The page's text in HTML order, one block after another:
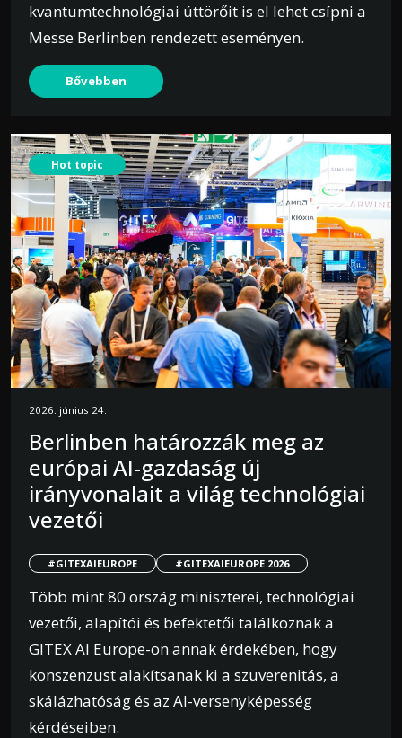
kvantumtechnológiai úttörőit is el lehet csípni a
Messe Berlinben rendezett eseményen.
Bővebben
Hot topic
2026. június 24.
Berlinben határozzák meg az
európai AI-gazdaság új
irányvonalait a világ technológiai
vezetői
#GITEXAIEUROPE #GITEXAIEUROPE 2026
Több mint 80 ország miniszterei, technológiai
vezetői, alapítói és befektetői találkoznak a
GITEX AI Europe-on annak érdekében, hogy
konszenzust alakítsanak ki a szuverenitás, a
skálázhatóság és az AI-versenyképesség
kérdéseiben.